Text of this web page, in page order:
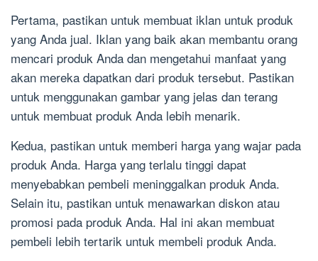
Pertama, pastikan untuk membuat iklan untuk produk
yang Anda jual. Iklan yang baik akan membantu orang
mencari produk Anda dan mengetahui manfaat yang
akan mereka dapatkan dari produk tersebut. Pastikan
untuk menggunakan gambar yang jelas dan terang
untuk membuat produk Anda lebih menarik.
Kedua, pastikan untuk memberi harga yang wajar pada
produk Anda. Harga yang terlalu tinggi dapat
menyebabkan pembeli meninggalkan produk Anda.
Selain itu, pastikan untuk menawarkan diskon atau
promosi pada produk Anda. Hal ini akan membuat
pembeli lebih tertarik untuk membeli produk Anda.